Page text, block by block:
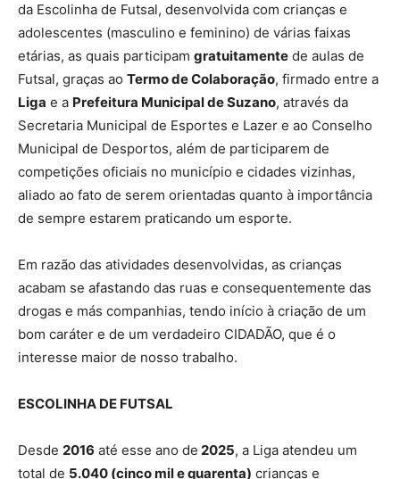
da Escolinha de Futsal, desenvolvida com crianças e
adolescentes (masculino e feminino) de várias faixas
etárias, as quais participam gratuitamente de aulas de
Futsal, graças ao Termo de Colaboração, firmado entre a
Liga e a Prefeitura Municipal de Suzano, através da
Secretaria Municipal de Esportes e Lazer e ao Conselho
Municipal de Desportos, além de participarem de
competições oficiais no município e cidades vizinhas,
aliado ao fato de serem orientadas quanto à importância
de sempre estarem praticando um esporte.
Em razão das atividades desenvolvidas, as crianças
acabam se afastando das ruas e consequentemente das
drogas e más companhias, tendo início à criação de um
bom caráter e de um verdadeiro CIDADÃO, que é o
interesse maior de nosso trabalho.
ESCOLINHA DE FUTSAL
Desde 2016 até esse ano de 2025, a Liga atendeu um
total de 5.040 (cinco mil e quarenta) crianças e